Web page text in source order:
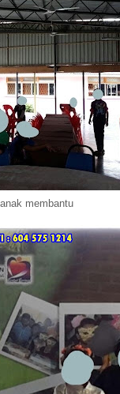
membantu